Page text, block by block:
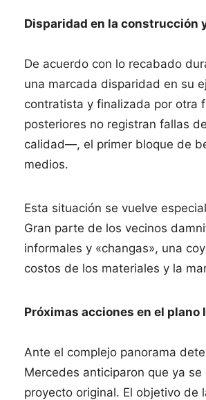
Disparidad en la construcción
De acuerdo con lo recabado
una marcada disparidad en su
contratista y finalizada por otra
posteriores no registran fallas
calidad—, el primer bloque de
medios.
Esta situación se vuelve
Gran parte de los vecinos
informales y «changas», una
costos de los materiales y la
Próximas acciones en el plano
Ante el complejo panorama
Mercedes anticiparon que ya
proyecto original. El objetivo de